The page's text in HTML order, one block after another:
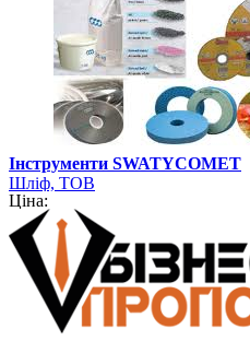
Інструменти SWATYCOMET
Шліф, ТОВ
Ціна: